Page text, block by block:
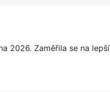
2026. Zaměřila se na lepší